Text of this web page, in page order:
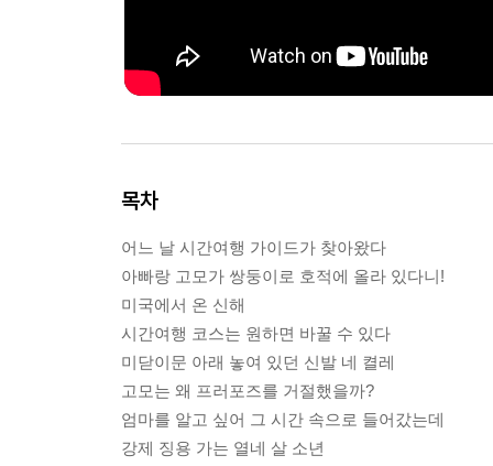
목차
어느 날 시간여행 가이드가 찾아왔다
아빠랑 고모가 쌍둥이로 호적에 올라 있다니!
미국에서 온 신해
시간여행 코스는 원하면 바꿀 수 있다
미닫이문 아래 놓여 있던 신발 네 켤레
고모는 왜 프러포즈를 거절했을까?
엄마를 알고 싶어 그 시간 속으로 들어갔는데
강제 징용 가는 열네 살 소년